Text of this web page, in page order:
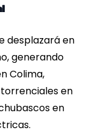
desplazará en
generando
Colima,
en
en